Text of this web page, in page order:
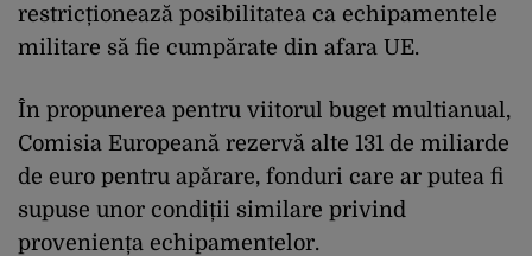
restricționează posibilitatea ca echipamentele
militare să fie cumpărate din afara UE.
În propunerea pentru viitorul buget multianual,
Comisia Europeană rezervă alte 131 de miliarde
de euro pentru apărare, fonduri care ar putea fi
supuse unor condiții similare privind
proveniența echipamentelor.